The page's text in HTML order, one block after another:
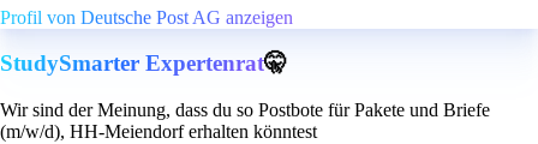
Profil von Deutsche Post AG anzeigen
StudySmarter Expertenrat🤫
Wir sind der Meinung, dass du so Postbote für Pakete und Briefe
(m/w/d), HH-Meiendorf erhalten könntest